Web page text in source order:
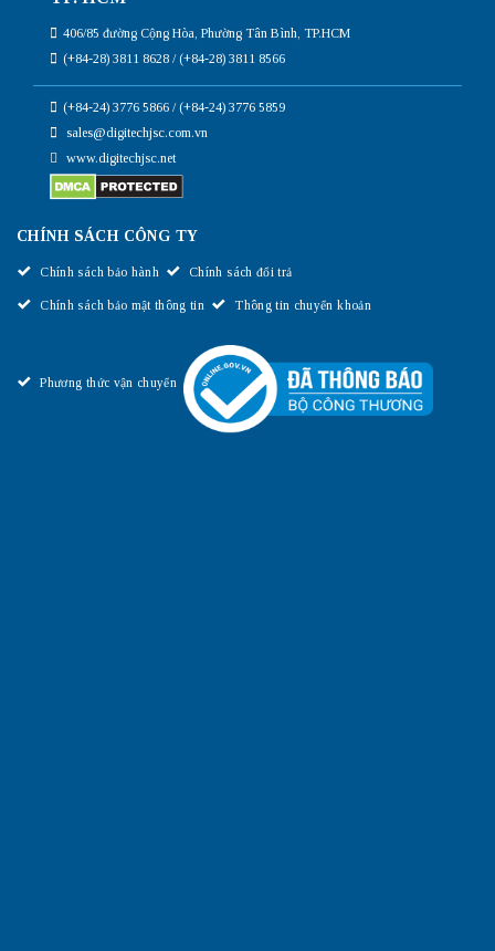
406/85 đường Cộng Hòa, Phường Tân Bình, TP.HCM
(+84-28) 3811 8628 / (+84-28) 3811 8566
(+84-24) 3776 5866 / (+84-24) 3776 5859
sales@digitechjsc.com.vn
www.digitechjsc.net
CHÍNH SÁCH CÔNG TY
Chính sách bảo hành Chính sách đổi trả
Chính sách bảo mật thông tin Thông tin chuyển khoản
Phương thức vận chuyển